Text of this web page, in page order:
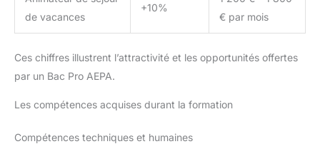
de vacances
+10%
€ par mois
Ces chiffres illustrent l’attractivité et les opportunités offertes
par un Bac Pro AEPA.
Les compétences acquises durant la formation
Compétences techniques et humaines